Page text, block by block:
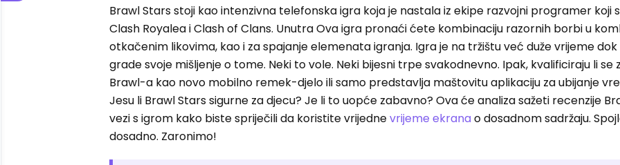
Brawl Stars stoji kao intenzivna telefonska igra koja je nastala iz ekipe razvojni programer koji
Clash Royalea i Clash of Clans. Unutra Ova igra pronaći ćete kombinaciju razornih borbi u
otkačenim likovima, kao i za spajanje elemenata igranja. Igra je na tržištu već duže vrijeme
grade svoje mišljenje o tome. Neki to vole. Neki bijesni trpe svakodnevno. Ipak, kvalificiraju li se
Brawl-a kao novo mobilno remek-djelo ili samo predstavlja maštovitu aplikaciju za ubijanje
Jesu li Brawl Stars sigurne za djecu? Je li to uopće zabavno? Ova će analiza sažeti recenzije
vezi s igrom kako biste spriječili da koristite vrijednevrijeme ekrana o dosadnom sadržaju.
dosadno. Zaronimo!